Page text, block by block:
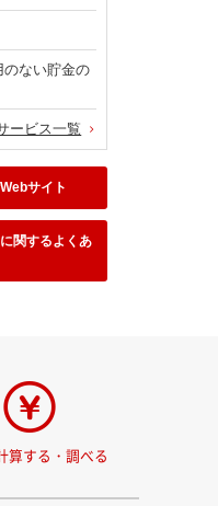
のない貯金の
ービス一覧
サイト
関するよくあ
算する・調べる